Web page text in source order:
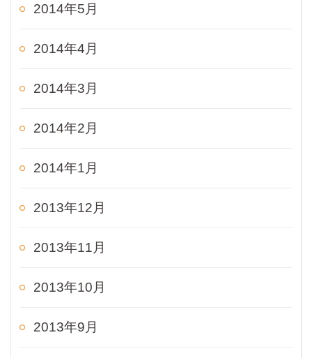
2014年5月
2014年4月
2014年3月
2014年2月
2014年1月
2013年12月
2013年11月
2013年10月
2013年9月